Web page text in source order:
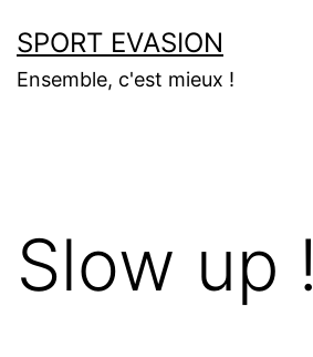
au
contenu
SPORT EVASION
Ensemble, c'est mieux !
Slow up !